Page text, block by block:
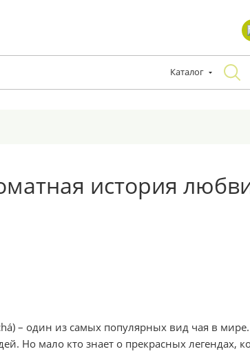
Каталог
история
– один из самых популярных вид чая в
Но мало кто знает о прекрасных легендах,